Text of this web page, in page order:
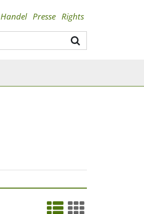
Handel Presse Rights